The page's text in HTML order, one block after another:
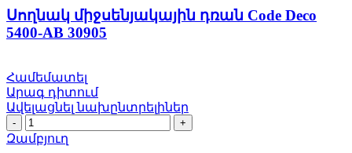
Սողնակ միջսենյակային դռան Code Deco
5400-AB 30905
Համեմատել
Արագ դիտում
Ավելացնել նախընտրելիներ
Փական
միջսենյակային
Զամբյուղ